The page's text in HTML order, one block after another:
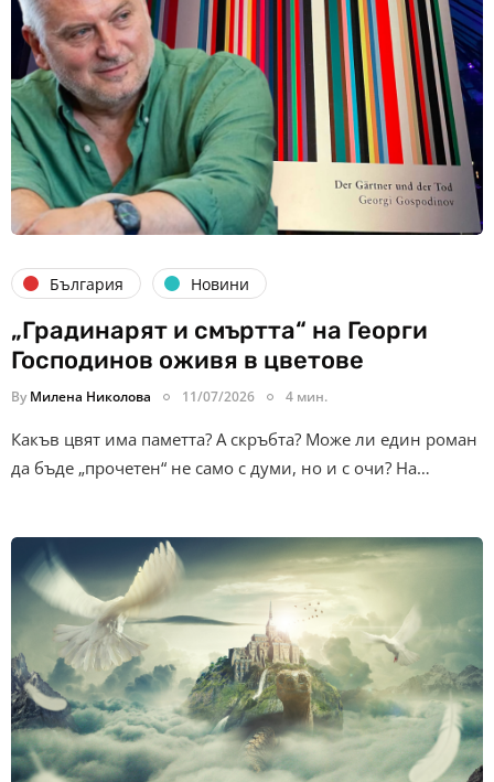
България Новини
„Градинарят и смъртта“ на Георги
Господинов оживя в цветове
By Милена Николова 11/07/2026 4 мин.
Какъв цвят има паметта? А скръбта? Може ли един роман
да бъде „прочетен“ не само с думи, но и с очи? На…